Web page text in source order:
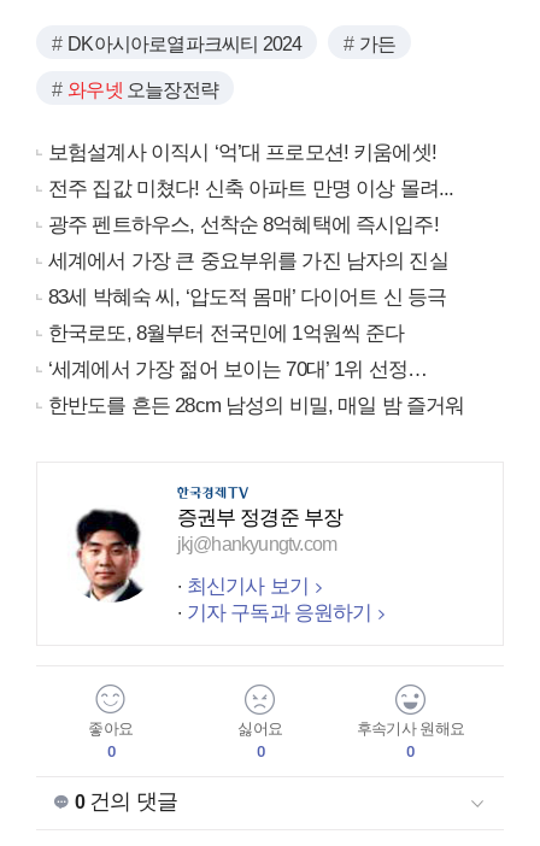
DK아시아로열파크씨티 2024 가든
와우넷 오늘장전략
보험설계사 이직시 ‘억’대 프로모션! 키움에셋!
전주 집값 미쳤다! 신축 아파트 만명 이상 몰려...
광주 펜트하우스, 선착순 8억혜택에 즉시입주!
세계에서 가장 큰 중요부위를 가진 남자의 진실
83세 박혜숙 씨, ‘압도적 몸매’ 다이어트 신 등극
한국로또, 8월부터 전국민에 1억원씩 준다
‘세계에서 가장 젊어 보이는 70대’ 1위 선정…
한반도를 흔든 28cm 남성의 비밀, 매일 밤 즐거워
증권부 정경준 부장
jkj@hankyungtv.com
최신기사 보기
기자 구독과 응원하기
좋아요
0
싫어요
0
후속기사 원해요
0
0건의 댓글